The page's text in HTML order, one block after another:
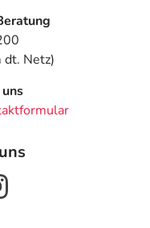
dt. Netz)